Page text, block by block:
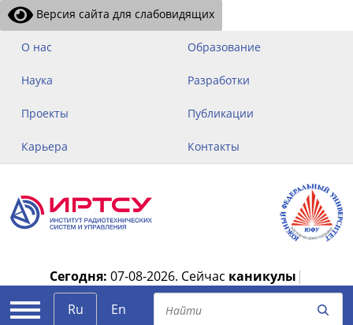
Версия сайта для слабовидящих
О нас Образование
Наука Разработки
Проекты Публикации
Карьера Контакты
Сегодня: 07-08-2026. Сейчас каникулы |
Ru
En